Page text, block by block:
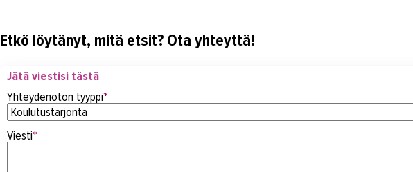
Etkö löytänyt, mitä etsit? Ota yhteyttä!
Jätä viestisi tästä
Yhteydenoton tyyppi*
Viesti*